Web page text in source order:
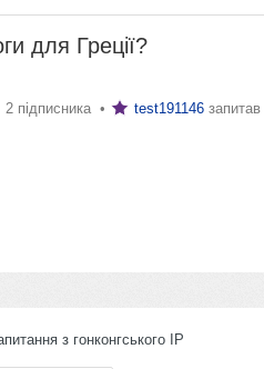
для Греції?
2 підписника • test191146 запитав
з гонконгського IP